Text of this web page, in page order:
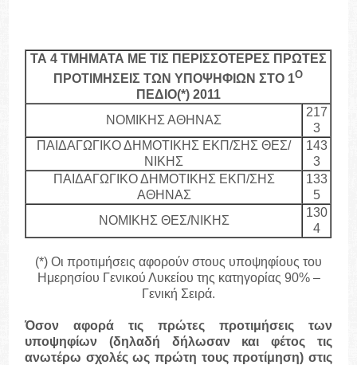
ΤΑ 4 ΤΜΗΜΑΤΑ ΜΕ ΤΙΣ ΠΕΡΙΣΣΟΤΕΡΕΣ ΠΡΩΤΕΣ
ΠΡΟΤΙΜΗΣΕΙΣ ΤΩΝ ΥΠΟΨΗΦΙΩΝ ΣΤΟ 1Ο
ΠΕΔΙΟ(*) 2011
ΝΟΜΙΚΗΣ ΑΘΗΝΑΣ
217
3
ΠΑΙΔΑΓΩΓΙΚΟ ΔΗΜΟΤΙΚΗΣ ΕΚΠ/ΣΗΣ ΘΕΣ/
ΝΙΚΗΣ
143
3
ΠΑΙΔΑΓΩΓΙΚΟ ΔΗΜΟΤΙΚΗΣ ΕΚΠ/ΣΗΣ
ΑΘΗΝΑΣ
133
5
ΝΟΜΙΚΗΣ ΘΕΣ/ΝΙΚΗΣ
130
4
(*) Οι προτιμήσεις αφορούν στους υποψηφίους του
Ημερησίου Γενικού Λυκείου της κατηγορίας 90% –
Γενική Σειρά.
Όσον αφορά τις πρώτες προτιμήσεις των
υποψηφίων (δηλαδή δήλωσαν και φέτος τις
ανωτέρω σχολές ως πρώτη τους προτίμηση) στις